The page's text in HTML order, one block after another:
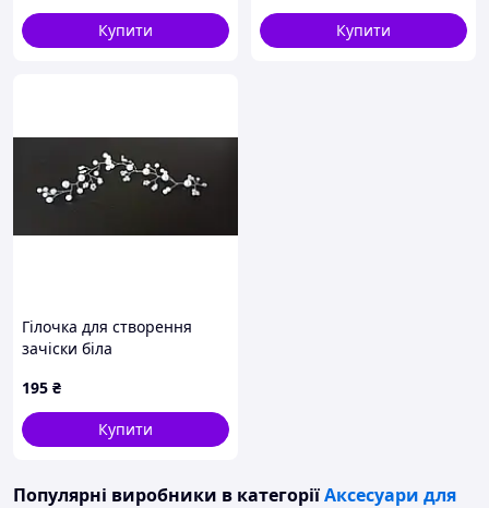
Купити
Купити
Гілочка для створення
зачіски біла
195 ₴
Купити
Популярні виробники в категоріїАксесуари для